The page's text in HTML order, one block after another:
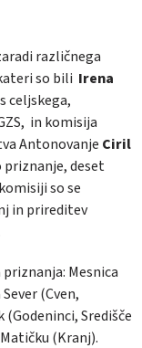
različnega
so bili Irena
s celjskega,
in komisija
Antonovanje Ciril
deset
so se
in prireditev
Mesnica
(Cven,
Središče
(Kranj).